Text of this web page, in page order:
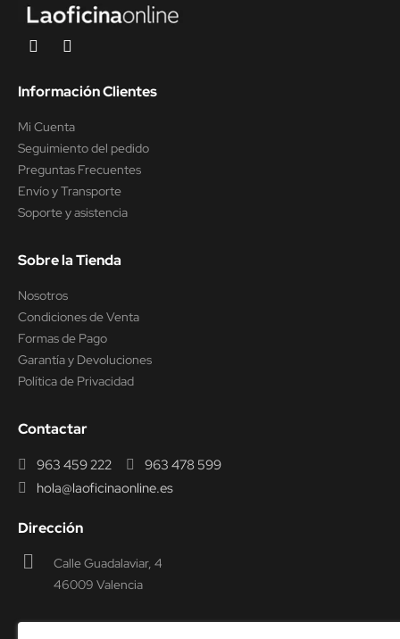
Información Clientes
Mi Cuenta
Seguimiento del pedido
Preguntas Frecuentes
Envío y Transporte
Soporte y asistencia
Sobre la Tienda
Nosotros
Condiciones de Venta
Formas de Pago
Garantía y Devoluciones
Política de Privacidad
Contactar
963 459 222
963 478 599
hola@laoficinaonline.es
Dirección
Calle Guadalaviar, 4
46009 Valencia